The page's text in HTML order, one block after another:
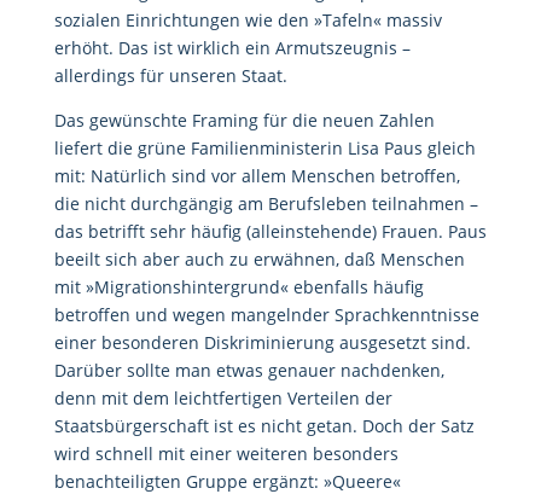
sozialen Einrichtungen wie den »Tafeln« massiv
erhöht. Das ist wirklich ein Armutszeugnis –
allerdings für unseren Staat.
Das gewünschte Framing für die neuen Zahlen
liefert die grüne Familienministerin Lisa Paus gleich
mit: Natürlich sind vor allem Menschen betroffen,
die nicht durchgängig am Berufsleben teilnahmen –
das betrifft sehr häufig (alleinstehende) Frauen. Paus
beeilt sich aber auch zu erwähnen, daß Menschen
mit »Migrationshintergrund« ebenfalls häufig
betroffen und wegen mangelnder Sprachkenntnisse
einer besonderen Diskriminierung ausgesetzt sind.
Darüber sollte man etwas genauer nachdenken,
denn mit dem leichtfertigen Verteilen der
Staatsbürgerschaft ist es nicht getan. Doch der Satz
wird schnell mit einer weiteren besonders
benachteiligten Gruppe ergänzt: »Queere«